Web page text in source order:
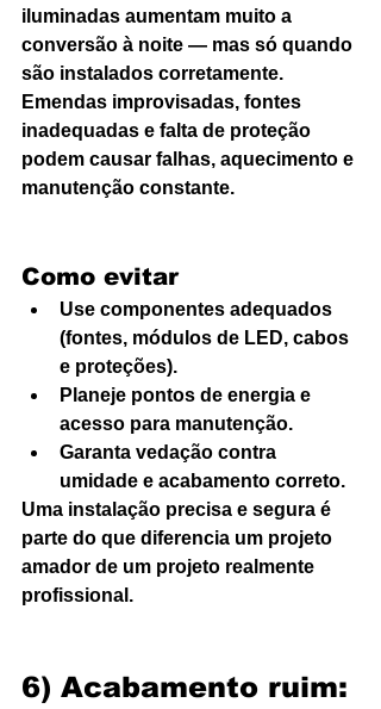
iluminadas aumentam muito a
conversão à noite — mas só quando
são instalados corretamente.
Emendas improvisadas, fontes
inadequadas e falta de proteção
podem causar falhas, aquecimento e
manutenção constante.
Como evitar
Use componentes adequados
(fontes, módulos de LED, cabos
e proteções).
Planeje pontos de energia e
acesso para manutenção.
Garanta vedação contra
umidade e acabamento correto.
Uma instalação precisa e segura é
parte do que diferencia um projeto
amador de um projeto realmente
profissional.
6) Acabamento ruim: